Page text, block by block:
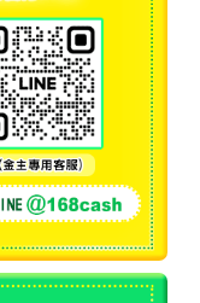
許多人快速
應對急需支
要全面評估自
資金安全有
情況。無論
創業投資，小
也需要謹慎規